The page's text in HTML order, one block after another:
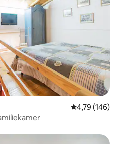
Gemiddelde
4,79 (146)